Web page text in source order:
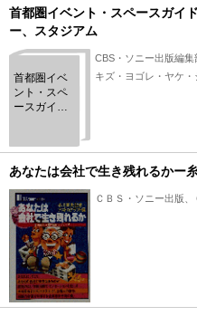
首都圏イベント・スペースガイ
ー、スタジアム
首都圏イベ
ント・スペ
ースガイド :
アター、ス
タジアム
CBS・ソニー出版編
キズ・ヨゴレ・ヤケ・
あなたは会社で生き残れるかー
ＣＢＳ・ソニー出版